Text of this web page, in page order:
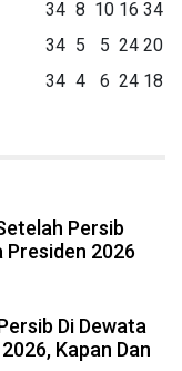
34 8 10 16 34
34 5 5 24 20
34 4 6 24 18
Persib
Presiden 2026
Di Dewata
Kapan Dan